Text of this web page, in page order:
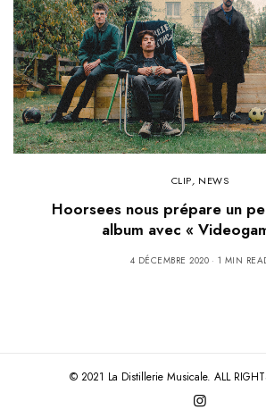
CLIP, NEWS
Hoorsees nous prépare un
album avec «
4 DÉCEMBRE 2020 1 MIN
© 2021 La Distillerie Musicale. ALL